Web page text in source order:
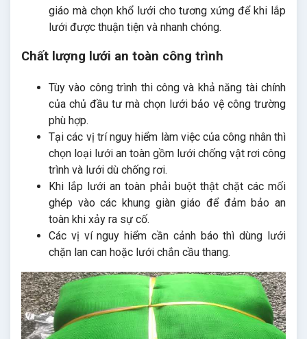
giáo mà chọn khổ lưới cho tương xứng để khi lắp
lưới được thuận tiện và nhanh chóng.
Chất lượng lưới an toàn công trình
Tùy vào công trình thi công và khả năng tài chính
của chủ đầu tư mà chọn lưới bảo vệ công trường
phù hợp.
Tại các vị trí nguy hiểm làm việc của công nhân thì
chọn loại lưới an toàn gồm lưới chống vật rơi công
trình và lưới dù chống rơi.
Khi lắp lưới an toàn phải buột thật chặt các mối
ghép vào các khung giàn giáo để đảm bảo an
toàn khi xảy ra sự cố.
Các vị ví nguy hiểm cần cảnh báo thì dùng lưới
chặn lan can hoặc lưới chắn cầu thang.